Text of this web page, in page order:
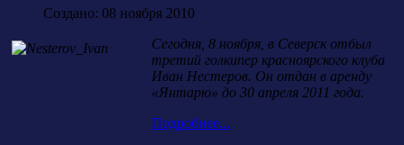
Создано: 08 ноября 2010
Сегодня, 8 ноября, в Северск отбыл
третий голкипер красноярского клуба
Иван Нестеров. Он отдан в аренду
«Янтарю» до 30 апреля 2011 года.
Подробнее...